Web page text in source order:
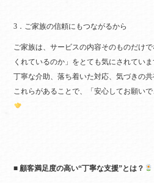
3．ご家族の信頼にもつながるから
ご家族は、サービスの内容そのものだけ
くれているのか」をとても気にされていま
丁寧な介助、落ち着いた対応、気づきの共
これらがあることで、「安心してお願い
■ 顧客満足度の高い“丁寧な支援”とは？